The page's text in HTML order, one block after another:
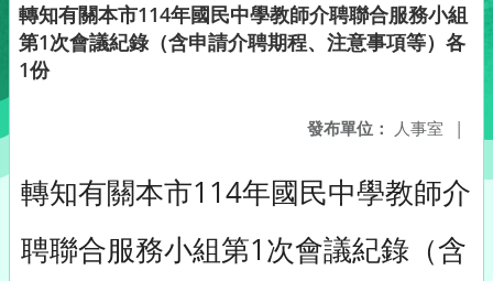
轉知有關本市114年國民中學教師介聘聯合服務小組
第1次會議紀錄（含申請介聘期程、注意事項等）各
1份
發布單位： 人事室 |
轉知有關本市114年國民中學教師介
聘聯合服務小組第1次會議紀錄（含